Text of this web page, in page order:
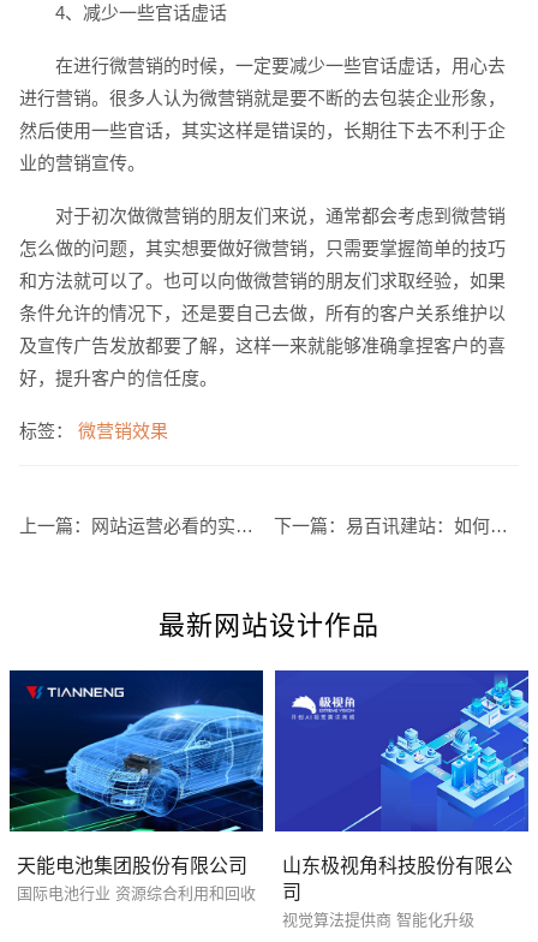
4、减少一些官话虚话
在进行微营销的时候，一定要减少一些官话虚话，用心去
进行营销。很多人认为微营销就是要不断的去包装企业形象，
然后使用一些官话，其实这样是错误的，长期往下去不利于企
业的营销宣传。
对于初次做微营销的朋友们来说，通常都会考虑到微营销
怎么做的问题，其实想要做好微营销，只需要掌握简单的技巧
和方法就可以了。也可以向做微营销的朋友们求取经验，如果
条件允许的情况下，还是要自己去做，所有的客户关系维护以
及宣传广告发放都要了解，这样一来就能够准确拿捏客户的喜
好，提升客户的信任度。
标签： 微营销效果
上一篇： 网站运营必看的实用SEO优化技巧 下一篇：易百讯建站：如何才能做好网站推广
最新网站设计作品
天能电池集团股份有限公司
国际电池行业 资源综合利用和回收
山东极视角科技股份有限公
司
视觉算法提供商 智能化升级
创意品牌型网站 · 标准企业官网建设 · 外贸网
电商及系统平台开发 微信小程序开发 · 年度
您的预算 3万-5万 5万-8万
招标项目